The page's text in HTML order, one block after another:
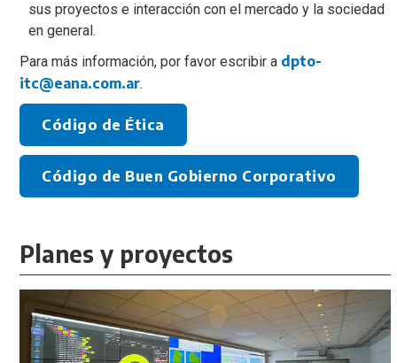
sus proyectos e interacción con el mercado y la sociedad
en general.
Para más información, por favor escribir a dpto-
itc@eana.com.ar.
Código de Ética
Código de Buen Gobierno Corporativo
Planes y proyectos